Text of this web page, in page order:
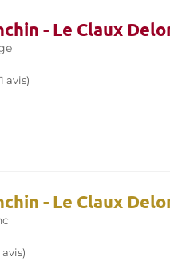
- Le Claux
avis)
- Le Claux
avis)